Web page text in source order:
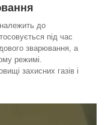
до
під час
зварювання, а
режимі.
захисних газів і